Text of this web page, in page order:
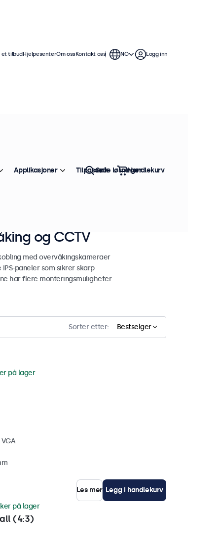
og CCTV
med overvåkingskameraer
paneler som sikrer skarp
har flere monteringsmuligheter
Sorter etter: Bestselger
på lager
Les mer Legg i handlekurv
(4:3)
på lager
et tilbudHjelpesenterOm ossKontakt oss NO Logg inn
Applikasjoner Tilpassede løsninger
Søk Handlekurv